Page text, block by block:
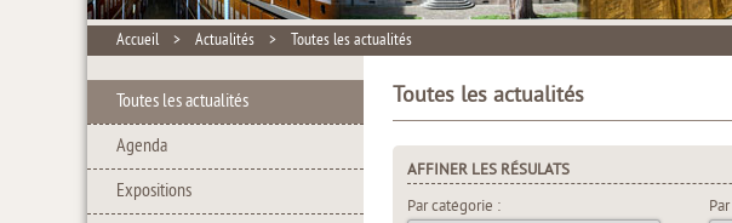
Accueil > Actualités > Toutes les actualités
Toutes les actualités
Agenda
Expositions
Toutes les actualités
AFFINER LES RÉSULATS
Par catégorie :